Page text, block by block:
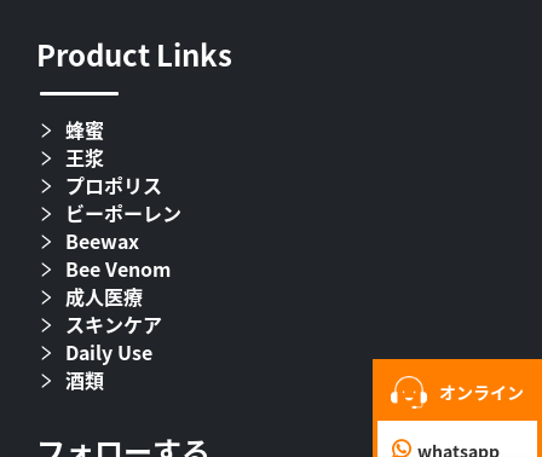
オンライン
whatsapp
Product Links
蜂蜜
王浆
プロポリス
ビーポーレン
Beewax
Bee Venom
成人医療
スキンケア
Daily Use
酒類